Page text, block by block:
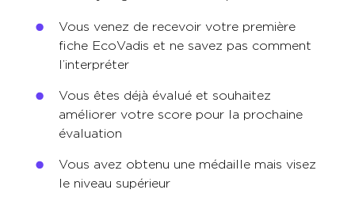
Vous venez de recevoir votre première
fiche EcoVadis et ne savez pas comment
l’interpréter
Vous êtes déjà évalué et souhaitez
améliorer votre score pour la prochaine
évaluation
Vous avez obtenu une médaille mais visez
le niveau supérieur